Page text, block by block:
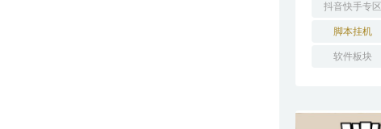
抖音快手专区
脚本挂机
软件板块